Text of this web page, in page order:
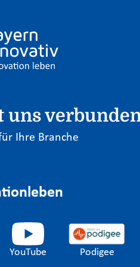
uns
Ihre Branche
YouTube Podigee